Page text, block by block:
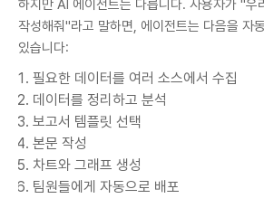
하지만 AI 에이전트는 다릅니다. 사용자가 "우
작성해줘"라고 말하면, 에이전트는 다음을 자
있습니다:
필요한 데이터를 여러 소스에서 수집
데이터를 정리하고 분석
보고서 템플릿 선택
본문 작성
차트와 그래프 생성
팀원들에게 자동으로 배포